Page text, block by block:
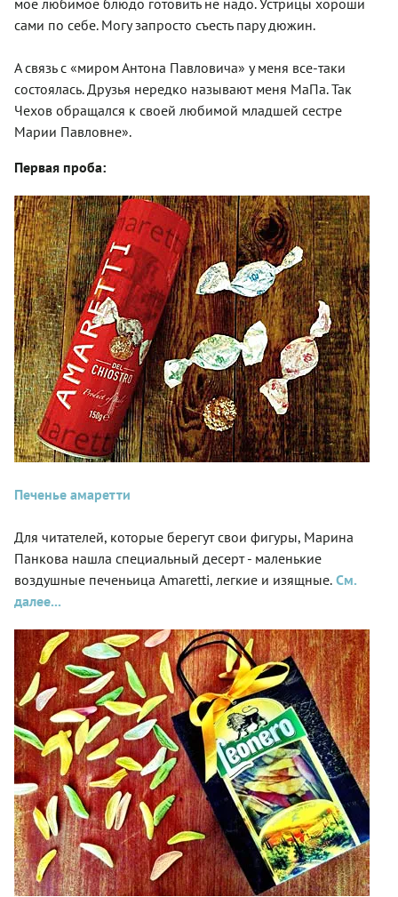
мое любимое блюдо готовить не надо. Устрицы хороши
сами по себе. Могу запросто съесть пару дюжин.
А связь с «миром Антона Павловича» у меня все-таки
состоялась. Друзья нередко называют меня МаПа. Так
Чехов обращался к своей любимой младшей сестре
Марии Павловне».
Первая проба:
Печенье амаретти
Для читателей, которые берегут свои фигуры, Марина
Панкова нашла специальный десерт - маленькие
воздушные печеньица Amaretti, легкие и изящные. См.
далее...